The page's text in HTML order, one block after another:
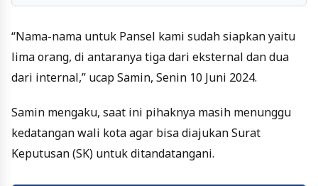
“Nama-nama untuk Pansel kami sudah siapkan yaitu
lima orang, di antaranya tiga dari eksternal dan dua
dari internal,” ucap Samin, Senin 10 Juni 2024.
Samin mengaku, saat ini pihaknya masih menunggu
kedatangan wali kota agar bisa diajukan Surat
Keputusan (SK) untuk ditandatangani.